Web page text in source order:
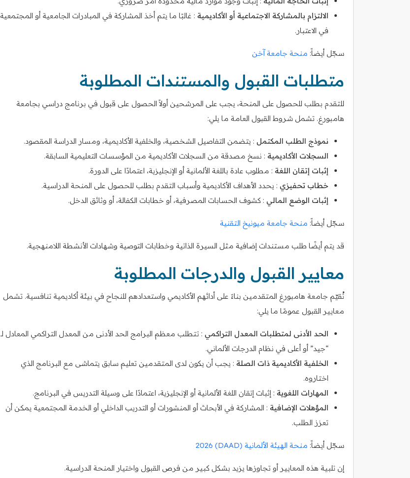
الالتزام بالمشاركة الاجتماعية أو الأكاديمية : غالبًا ما يتم أخذ المشاركة في المبادرات الجامعية أو المجتمعية
في الاعتبار.
سجّل أيضاً: منحة جامعة آخن
متطلبات القبول والمستندات المطلوبة
للتقدم بطلب للحصول على المنحة، يجب على المرشحين أولاً الحصول على قبول في برنامج دراسي بجامعة
هامبورغ. تشمل شروط القبول العامة ما يلي:
نموذج الطلب المكتمل : يتضمن التفاصيل الشخصية، والخلفية الأكاديمية، ومسار الدراسة المقصود.
السجلات الأكاديمية : نسخ مصدقة من السجلات الأكاديمية من المؤسسات التعليمية السابقة.
إثبات إتقان اللغة : مطلوب عادة باللغة الألمانية أو الإنجليزية، اعتمادًا على الدورة.
خطاب تحفيزي : يحدد الأهداف الأكاديمية وأسباب التقدم بطلب للحصول على المنحة الدراسية.
إثبات الوضع المالي : كشوف الحسابات المصرفية، أو خطابات الكفالة، أو وثائق الدخل.
سجّل أيضاً: منحة جامعة ميونيخ التقنية
قد يتم أيضًا طلب مستندات إضافية مثل السيرة الذاتية وخطابات التوصية وشهادات الأنشطة اللامنهجية.
معايير القبول والدرجات المطلوبة
تُقيّم جامعة هامبورغ المتقدمين بناءً على أدائهم الأكاديمي واستعدادهم للنجاح في بيئة أكاديمية تنافسية. تشمل
معايير القبول عمومًا ما يلي:
الحد الأدنى لمتطلبات المعدل التراكمي : تتطلب معظم البرامج الحد الأدنى من المعدل التراكمي المعادل لـ
“جيد” أو أعلى في نظام الدرجات الألماني.
الخلفية الأكاديمية ذات الصلة : يجب أن يكون لدى المتقدمين تعليم سابق يتماشى مع البرنامج الذي
اختاروه.
المهارات اللغوية : إثبات إتقان اللغة الألمانية أو الإنجليزية، اعتمادًا على وسيلة التدريس في البرنامج.
المؤهلات الإضافية : المشاركة في الأبحاث أو المنشورات أو التدريب الداخلي أو الخدمة المجتمعية يمكن أن
تعزز الطلب.
سجّل أيضاً: منحة الهيئة الألمانية (DAAD) 2026
إن تلبية هذه المعايير أو تجاوزها يزيد بشكل كبير من فرص القبول واختيار المنحة الدراسية.